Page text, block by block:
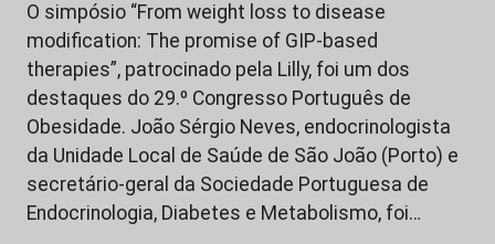
O simpósio “From weight loss to disease
modification: The promise of GIP-based
therapies”, patrocinado pela Lilly, foi um dos
destaques do 29.º Congresso Português de
Obesidade. João Sérgio Neves, endocrinologista
da Unidade Local de Saúde de São João (Porto) e
secretário-geral da Sociedade Portuguesa de
Endocrinologia, Diabetes e Metabolismo, foi…